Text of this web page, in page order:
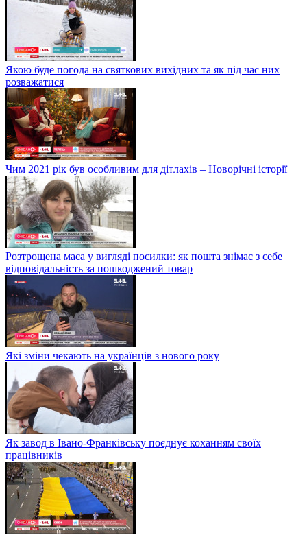
Якою буде погода на святкових вихідних та як під час них
розважатися
Чим 2021 рік був особливим для дітлахів – Новорічні історії
Розтрощена маса у вигляді посилки: як пошта знімає з себе
відповідальність за пошкоджений товар
Які зміни чекають на українців з нового року
Як завод в Івано-Франківську поєднує коханням своїх
працівників